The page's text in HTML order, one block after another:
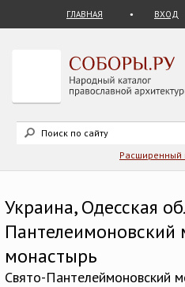
ГЛАВНАЯ ВХОД
Расширенный
Украина, Одесская
Пантелеимоновский
монастырь
Свято-Пантелеймоновский